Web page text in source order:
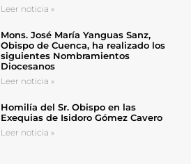
Leer noticia »
Mons. José María Yanguas Sanz,
Obispo de Cuenca, ha realizado los
siguientes Nombramientos
Diocesanos
Leer noticia »
Homilía del Sr. Obispo en las
Exequias de Isidoro Gómez Cavero
Leer noticia »